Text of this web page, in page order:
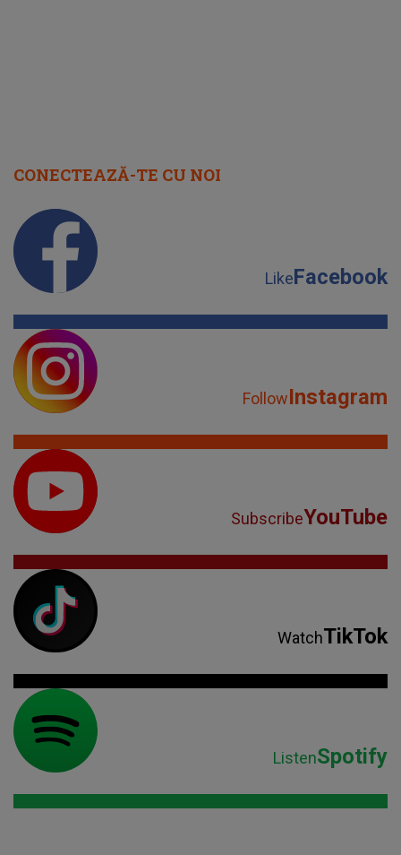
CONECTEAZĂ-TE CU NOI
LikeFacebook
FollowInstagram
SubscribeYouTube
WatchTikTok
ListenSpotify